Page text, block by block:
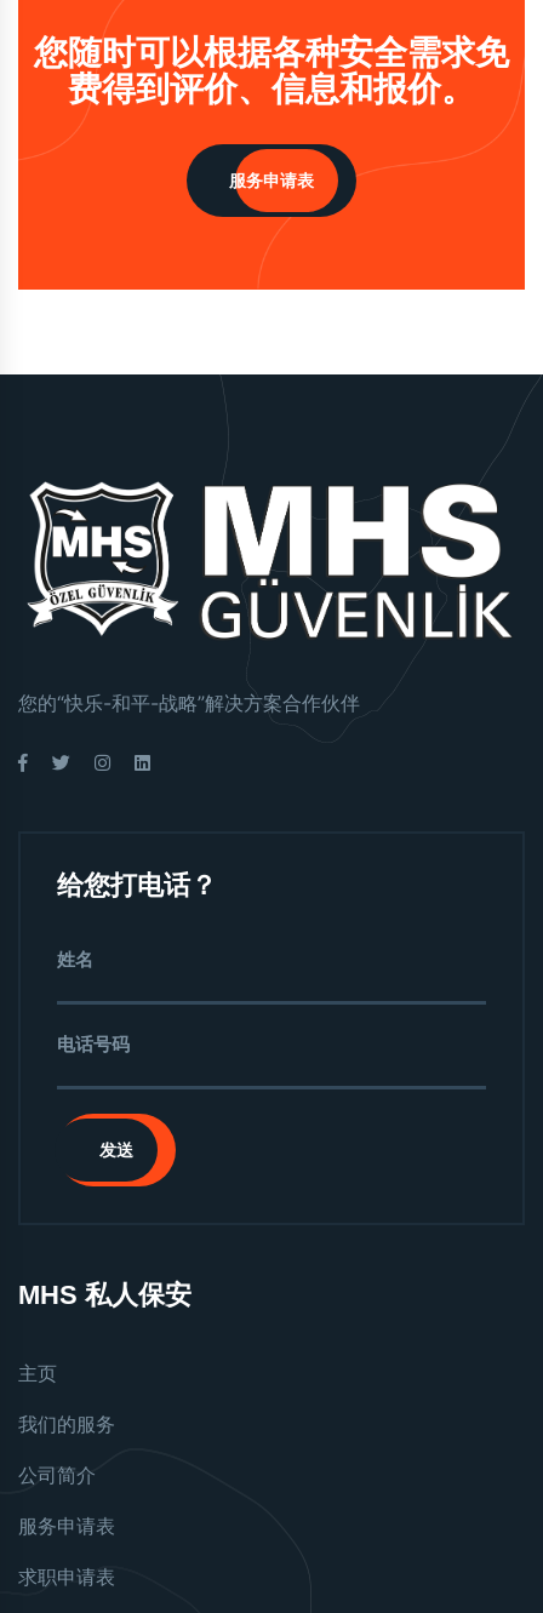
您随时可以根据各种安全需求免
费得到评价、信息和报价。
服务申请表
您的“快乐-和平-战略”解决方案合作伙伴
给您打电话？
发送
MHS 私人保安
主页
我们的服务
公司简介
服务申请表
求职申请表